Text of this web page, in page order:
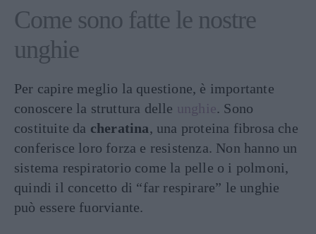
Come sono fatte le nostre
unghie
Per capire meglio la questione, è importante
conoscere la struttura delle unghie. Sono
costituite da cheratina, una proteina fibrosa che
conferisce loro forza e resistenza. Non hanno un
sistema respiratorio come la pelle o i polmoni,
quindi il concetto di “far respirare” le unghie
può essere fuorviante.